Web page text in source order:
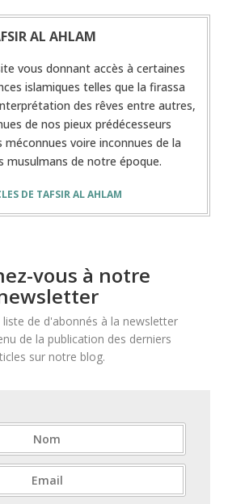
AL AHLAM
vous donnant accès à certaines
islamiques telles que la firassa
des rêves entre autres,
de nos pieux prédécesseurs
méconnues voire inconnues de la
musulmans de notre époque.
DE TAFSIR AL AHLAM
vous à notre
de d'abonnés à la newsletter
de la publication des derniers
sur notre blog.